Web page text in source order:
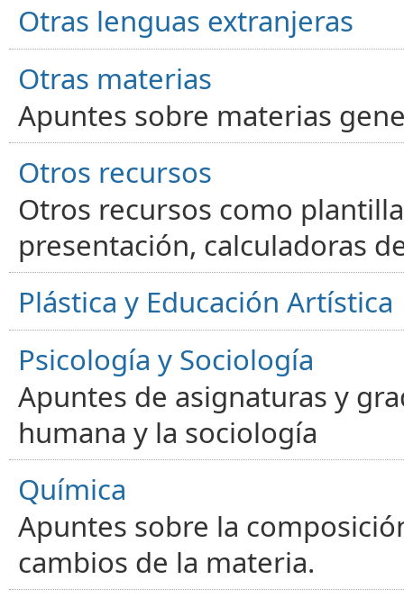
Otras lenguas extranjeras
Otras materias
Apuntes sobre materias
Otros recursos
Otros recursos como
presentación, calculadoras
Plástica y Educación Artística
Psicología y Sociología
Apuntes de asignaturas y
humana y la sociología
Química
Apuntes sobre la
cambios de la materia.